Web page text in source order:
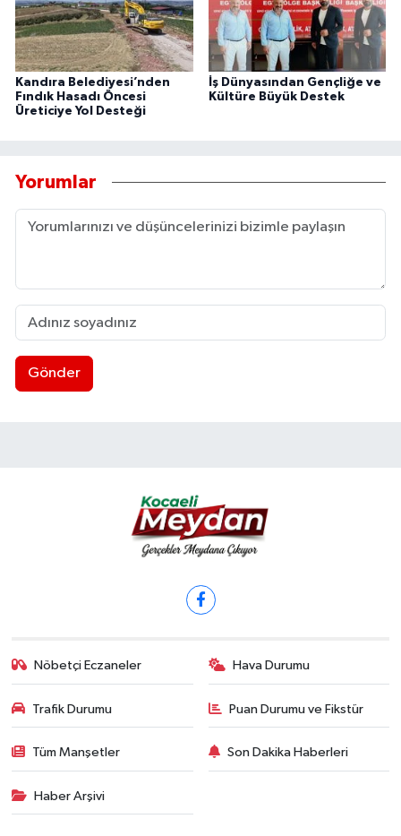
Kandıra Belediyesi’nden
Fındık Hasadı Öncesi
Üreticiye Yol Desteği
İş Dünyasından Gençliğe ve
Kültüre Büyük Destek
Yorumlar
Gönder
Nöbetçi Eczaneler Hava Durumu
Trafik Durumu Puan Durumu ve Fikstür
Tüm Manşetler Son Dakika Haberleri
Haber Arşivi